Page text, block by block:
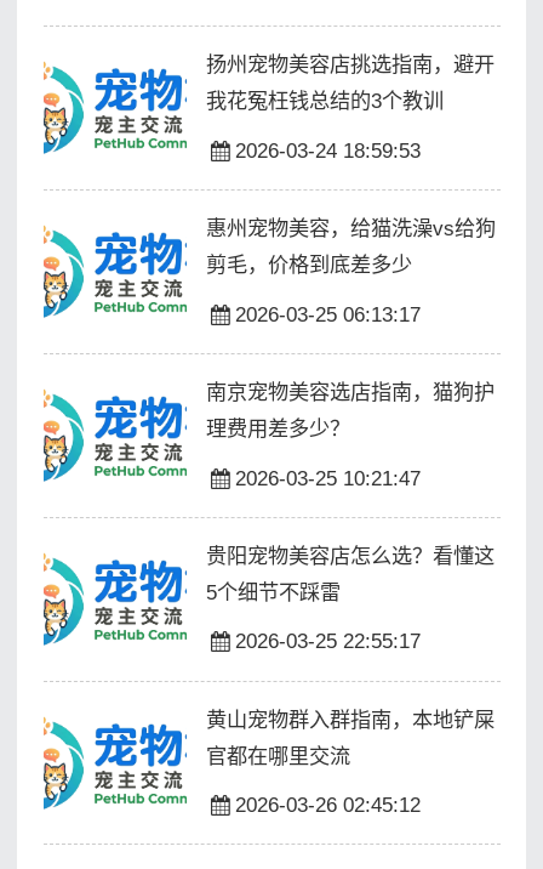
扬州宠物美容店挑选指南，避开
我花冤枉钱总结的3个教训
2026-03-24 18:59:53
惠州宠物美容，给猫洗澡vs给狗
剪毛，价格到底差多少
2026-03-25 06:13:17
南京宠物美容选店指南，猫狗护
理费用差多少？
2026-03-25 10:21:47
贵阳宠物美容店怎么选？看懂这
5个细节不踩雷
2026-03-25 22:55:17
黄山宠物群入群指南，本地铲屎
官都在哪里交流
2026-03-26 02:45:12